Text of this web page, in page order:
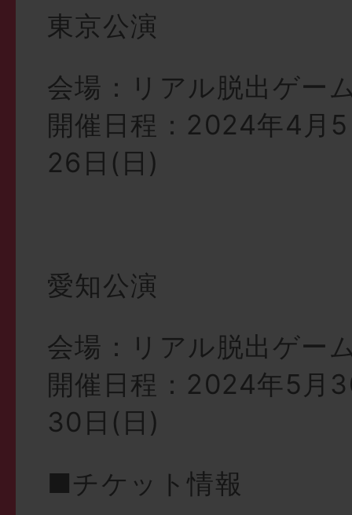
東京公演
会場：リアル脱出ゲー
開催日程：2024年4月
26日(日)
愛知公演
会場：リアル脱出ゲー
開催日程：2024年5月
30日(日)
■チケット情報